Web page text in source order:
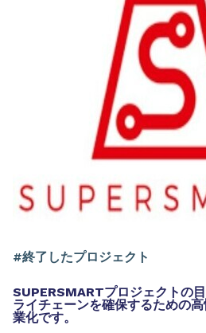
#終了したプロジェクト
SUPERSMARTプロジェクトの
ライチェーンを確保するための
業化です。